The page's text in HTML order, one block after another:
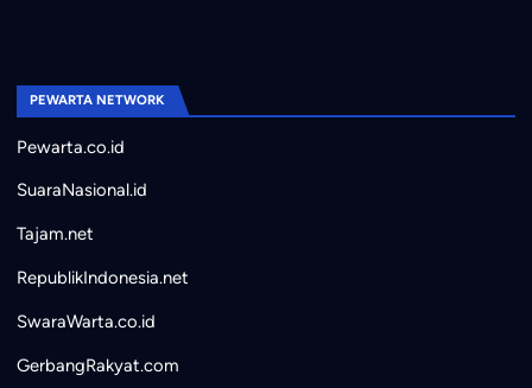
PEWARTA NETWORK
Pewarta.co.id
SuaraNasional.id
Tajam.net
RepublikIndonesia.net
SwaraWarta.co.id
GerbangRakyat.com